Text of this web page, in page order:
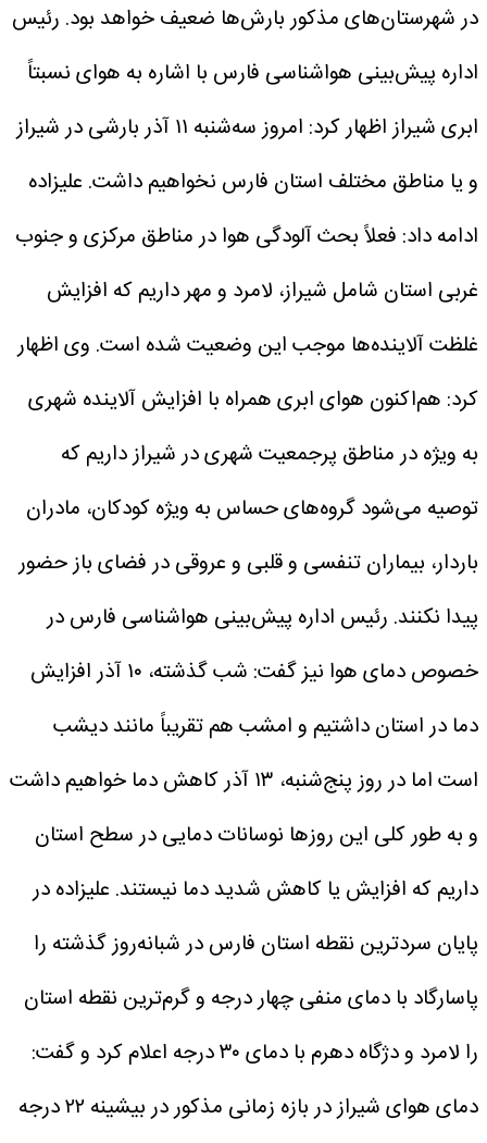
در شهرستان‌های مذکور بارش‌ها ضعیف خواهد بود. رئیس
اداره پیش‌بینی هواشناسی فارس با اشاره به هوای نسبتاً
ابری شیراز اظهار کرد: امروز سه‌شنبه ۱۱ آذر بارشی در شیراز
و یا مناطق مختلف استان فارس نخواهیم داشت. علیزاده
ادامه داد: فعلاً بحث آلودگی هوا در مناطق مرکزی و جنوب
غربی استان شامل شیراز، لامرد و مهر داریم که افزایش
غلظت آلاینده‌ها موجب این وضعیت شده است. وی اظهار
کرد: هم‌اکنون هوای ابری همراه با افزایش آلاینده شهری
به ویژه در مناطق پرجمعیت شهری در شیراز داریم که
توصیه می‌شود گروه‌های حساس به ویژه کودکان، مادران
باردار، بیماران تنفسی و قلبی و عروقی در فضای باز حضور
پیدا نکنند. رئیس اداره پیش‌بینی هواشناسی فارس در
خصوص دمای هوا نیز گفت: شب گذشته، ۱۰ آذر افزایش
دما در استان داشتیم و امشب هم تقریباً مانند دیشب
است اما در روز پنج‌شنبه، ۱۳ آذر کاهش دما خواهیم داشت
و به طور کلی این روزها نوسانات دمایی در سطح استان
داریم که افزایش یا کاهش شدید دما نیستند. علیزاده در
پایان سردترین نقطه استان فارس در شبانه‌روز گذشته را
پاسارگاد با دمای منفی چهار درجه و گرم‌ترین نقطه استان
را لامرد و دژگاه دهرم با دمای ۳۰ درجه اعلام کرد و گفت:
دمای هوای شیراز در بازه زمانی مذکور در بیشینه ۲۲ درجه